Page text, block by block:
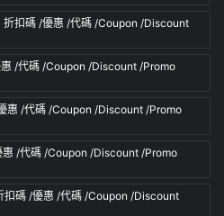
扣碼 /優惠 /代碼 /Coupon /Discount
/代碼 /Coupon /Discount /Promo
惠 /代碼 /Coupon /Discount /Promo
/代碼 /Coupon /Discount /Promo
碼 /優惠 /代碼 /Coupon /Discount